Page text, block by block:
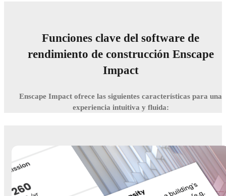
Funciones clave del software de
rendimiento de construcción Enscape
Impact
Enscape Impact ofrece las siguientes características para una
experiencia intuitiva y fluida: